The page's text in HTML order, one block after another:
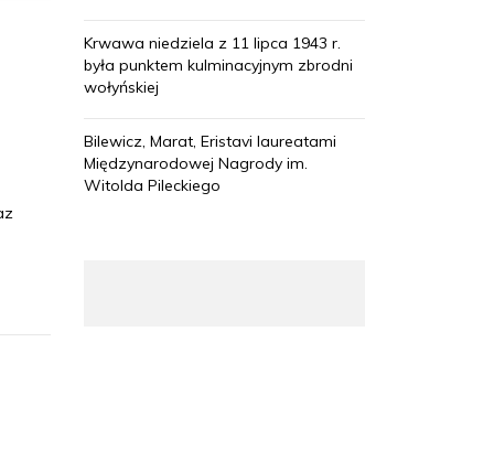
Krwawa niedziela z 11 lipca 1943 r.
była punktem kulminacyjnym zbrodni
wołyńskiej
Bilewicz, Marat, Eristavi laureatami
Międzynarodowej Nagrody im.
Witolda Pileckiego